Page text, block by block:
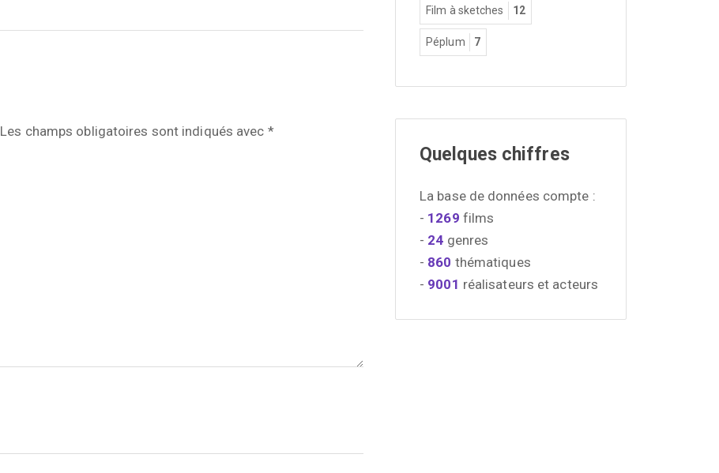
Les champs obligatoires sont indiqués avec *
Film à sketches 12
Péplum 7
Quelques chiffres
La base de données compte :
- 1269 films
- 24 genres
- 860 thématiques
- 9001 réalisateurs et acteurs